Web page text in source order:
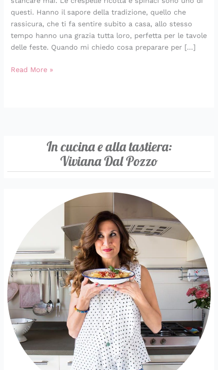
questi. Hanno il sapore della tradizione, quello che
rassicura, che ti fa sentire subito a casa, allo stesso
tempo hanno una grazia tutta loro, perfetta per le tavole
delle feste. Quando mi chiedo cosa preparare per […]
Read More »
In cucina e alla tastiera:
Viviana Dal Pozzo